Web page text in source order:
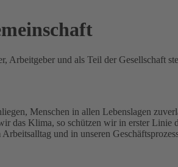
Arbeitgeber und als Teil der Gesellschaft
Menschen in allen Lebenslagen
das Klima, so schützen wir in erster Linie
und in unseren